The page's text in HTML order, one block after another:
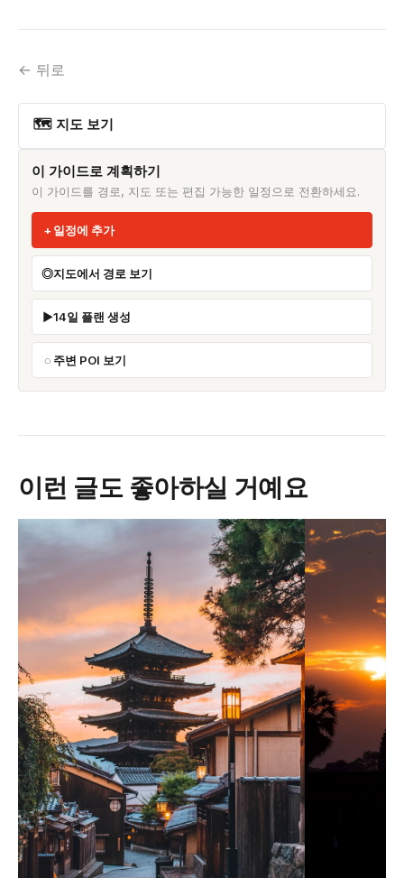
← 뒤로
🗺 지도 보기
이 가이드로 계획하기
이 가이드를 경로, 지도 또는 편집 가능한 일정으로 전환하세요.
일정에 추가
지도에서 경로 보기
14일 플랜 생성
주변 POI 보기
이런 글도 좋아하실 거예요